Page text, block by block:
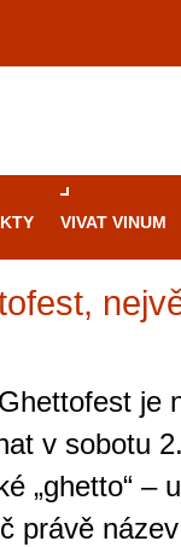
VIVAT VINUM
je
v sobotu
„ghetto“ –
právě
Od
je
kde si